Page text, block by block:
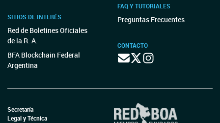
SITIOS DE INTERÉS
Red de Boletines Oficiales
de la R. A.
BFA Blockchain Federal
Argentina
FAQ Y TUTORIALES
Preguntas Frecuentes
CONTACTO
Secretaría
Legal y Técnica